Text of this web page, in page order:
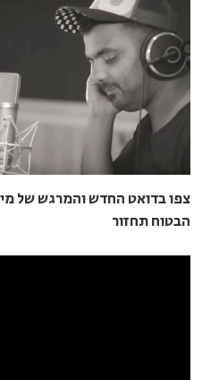
צפו בדואט החדש והמרגש של
הבטוח תחזור